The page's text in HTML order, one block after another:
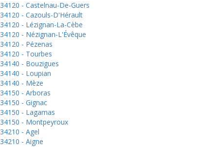
34120 - Castelnau-De-Guers
34120 - Cazouls-D'Hérault
34120 - Lézignan-La-Cèbe
34120 - Nézignan-L'Évêque
34120 - Pézenas
34120 - Tourbes
34140 - Bouzigues
34140 - Loupian
34140 - Mèze
34150 - Arboras
34150 - Gignac
34150 - Lagamas
34150 - Montpeyroux
34210 - Agel
34210 - Aigne